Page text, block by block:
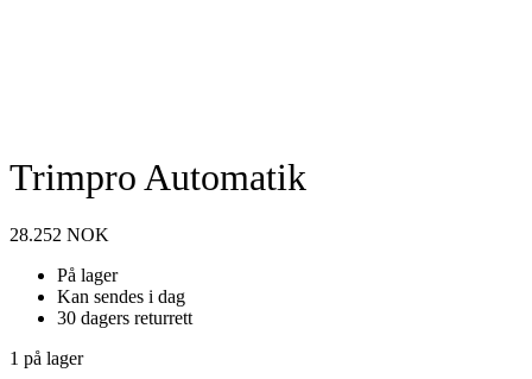
Trimpro Automatik
28.252 NOK
På lager
Kan sendes i dag
30 dagers returrett
1 på lager